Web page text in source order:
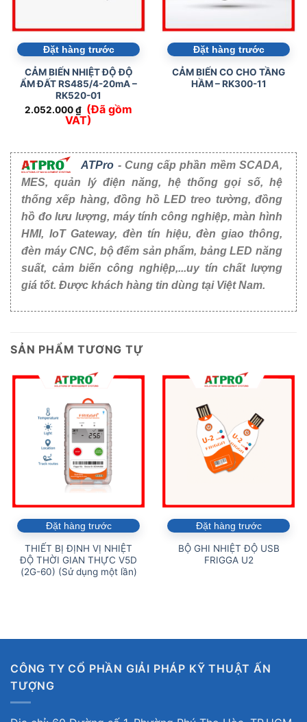
Đặt hàng trước
CẢM BIẾN NHIỆT ĐỘ ĐỘ
ẨM ĐẤT RS485/4-20mA –
RK520-01
2.052.000₫ (Đã gồm
VAT)
Đặt hàng trước
CẢM BIẾN CO CHO TẦNG
HẦM – RK300-11
ATPro - Cung cấp phần mềm SCADA,
MES, quản lý điện năng, hệ thống gọi số, hệ
thống xếp hàng, đồng hồ LED treo tường, đồng
hồ đo lưu lượng, máy tính công nghiệp, màn hình
HMI, IoT Gateway, đèn tín hiệu, đèn giao thông,
đèn máy CNC, bộ đếm sản phẩm, bảng LED năng
suất, cảm biến công nghiệp,...uy tín chất lượng
giá tốt. Được khách hàng tin dùng tại Việt Nam.
SẢN PHẨM TƯƠNG TỰ
Đặt hàng trước
THIẾT BỊ ĐỊNH VỊ NHIỆT
ĐỘ THỜI GIAN THỰC V5D
(2G-60) (Sử dụng một lần)
Đặt hàng trước
BỘ GHI NHIỆT ĐỘ USB
FRIGGA U2
CÔNG TY CỔ PHẦN GIẢI PHÁP KỸ THUẬT ẤN
TƯỢNG